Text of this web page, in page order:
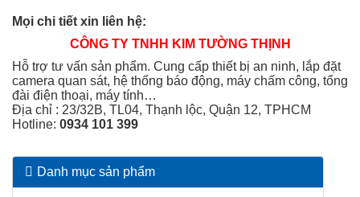
Danh mục sản phẩm
Mọi chi tiết xin liên hệ:
CÔNG TY TNHH KIM TƯỜNG THỊNH
Hỗ trợ tư vấn sản phẩm. Cung cấp thiết bị an ninh, lắp đặt
camera quan sát, hệ thống báo động, máy chấm công, tổng
đài điện thoại, máy tính…
Địa chỉ : 23/32B, TL04, Thạnh lộc, Quận 12, TPHCM
Hotline: 0934 101 399